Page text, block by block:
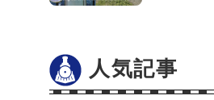
人気記事